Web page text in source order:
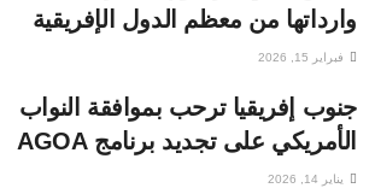
وارداتها من معظم الدول الإفريقية
فبراير 15, 2026
جنوب إفريقيا ترحب بموافقة النواب
الأمريكي على تجديد برنامج AGOA
يناير 14, 2026